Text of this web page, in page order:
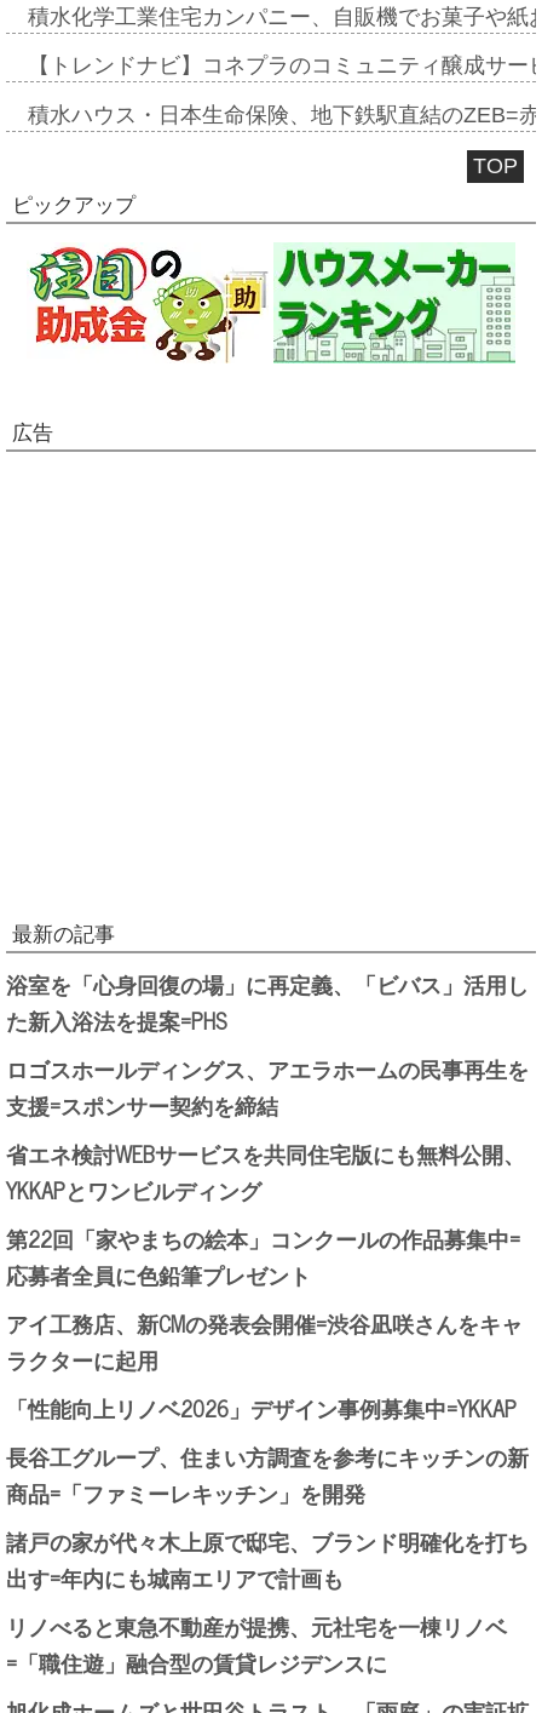
積水化学工業住宅カンパニー、自販機でお菓子や
【トレンドナビ】コネプラのコミュニティ醸成サ
積水ハウス・日本生命保険、地下鉄駅直結のZEB=
TOP
ピックアップ
広告
最新の記事
浴室を「心身回復の場」に再定義、「ビバス」活用し
た新入浴法を提案=PHS
ロゴスホールディングス、アエラホームの民事再生を
支援=スポンサー契約を締結
省エネ検討WEBサービスを共同住宅版にも無料公開、
YKKAPとワンビルディング
第22回「家やまちの絵本」コンクールの作品募集中=
応募者全員に色鉛筆プレゼント
アイ工務店、新CMの発表会開催=渋谷凪咲さんをキャ
ラクターに起用
「性能向上リノベ2026」デザイン事例募集中=YKKAP
長谷工グループ、住まい方調査を参考にキッチンの新
商品=「ファミーレキッチン」を開発
諸戸の家が代々木上原で邸宅、ブランド明確化を打ち
出す=年内にも城南エリアで計画も
リノべると東急不動産が提携、元社宅を一棟リノベ
=「職住遊」融合型の賃貸レジデンスに